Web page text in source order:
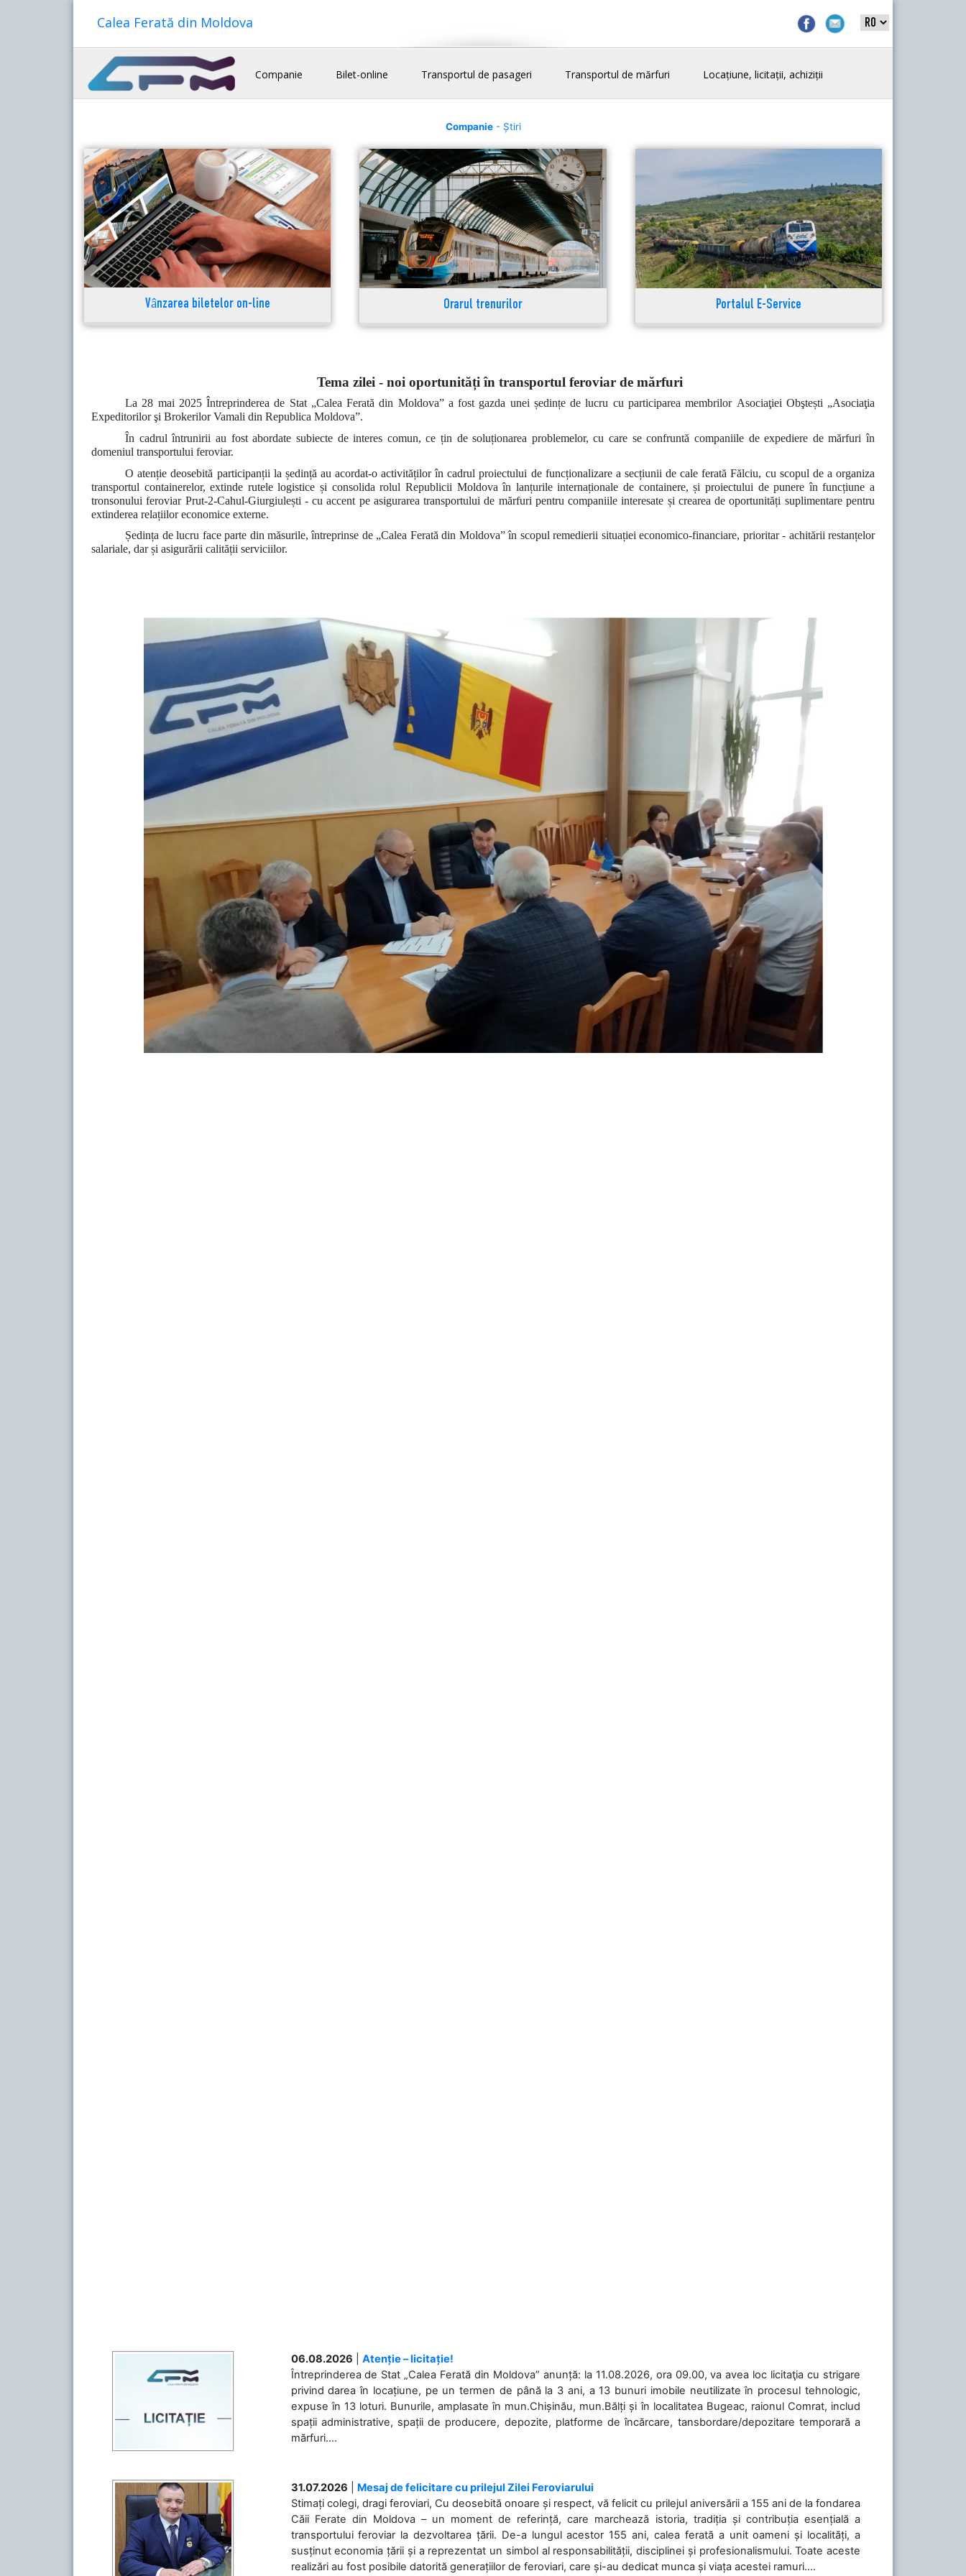
Calea Ferată din Moldova
Companie Bilet-online Transportul de pasageri Transportul de mărfuri Locațiune, licitații, achiziții
Companie- Știri
Vânzarea biletelor on-line Orarul trenurilor Portalul E-Service
Tema zilei - noi oportunități în transportul feroviar de mărfuri
La 28 mai 2025 Întreprinderea de Stat „Calea Ferată din Moldova” a fost gazda unei ședințe de lucru cu participarea membrilor Asociaţiei Obştești „Asociaţia
Expeditorilor şi Brokerilor Vamali din Republica Moldova”.
În cadrul întrunirii au fost abordate subiecte de interes comun, ce țin de soluționarea problemelor, cu care se confruntă companiile de expediere de mărfuri în
domeniul transportului feroviar.
O atenție deosebită participanții la ședință au acordat-o activităților în cadrul proiectului de funcționalizare a secțiunii de cale ferată Fălciu, cu scopul de a organiza
transportul containerelor, extinde rutele logistice și consolida rolul Republicii Moldova în lanțurile internaționale de containere, și proiectului de punere în funcțiune a
tronsonului feroviar Prut-2-Cahul-Giurgiulești - cu accent pe asigurarea transportului de mărfuri pentru companiile interesate și crearea de oportunități suplimentare pentru
extinderea relațiilor economice externe.
Ședința de lucru face parte din măsurile, întreprinse de „Calea Ferată din Moldova” în scopul remedierii situației economico-financiare, prioritar - achitării restanțelor
salariale, dar și asigurării calității serviciilor.
06.08.2026
Atenție – licitație!
Întreprinderea de Stat „Calea Ferată din Moldova” anunță: la 11.08.2026, ora 09.00, va avea loc licitaţia cu strigare
privind darea în locațiune, pe un termen de până la 3 ani, a 13 bunuri imobile neutilizate în procesul tehnologic,
expuse în 13 loturi. Bunurile, amplasate în mun.Chișinău, mun.Bălți și în localitatea Bugeac, raionul Comrat, includ
spații administrative, spații de producere, depozite, platforme de încărcare, tansbordare/depozitare temporară a
mărfuri....
31.07.2026
Mesaj de felicitare cu prilejul Zilei Feroviarului
Stimați colegi, dragi feroviari, Cu deosebită onoare și respect, vă felicit cu prilejul aniversării a 155 ani de la fondarea
Căii Ferate din Moldova – un moment de referință, care marchează istoria, tradiția și contribuția esențială a
transportului feroviar la dezvoltarea țării. De-a lungul acestor 155 ani, calea ferată a unit oameni și localități, a
susținut economia țării și a reprezentat un simbol al responsabilității, disciplinei și profesionalismului. Toate aceste
realizări au fost posibile datorită generațiilor de feroviari, care și-au dedicat munca și viața acestei ramuri....